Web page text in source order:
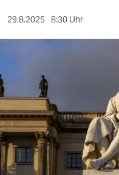
sport
wahrheit
verlag
verlag
29.8.2025 8:30 Uhr